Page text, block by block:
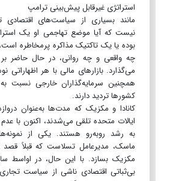
استراتژی غیرقابل پیش‌بینی ترامپ
مانند بسیاری از سیاست‌های
نیست که آیا موضع تهاجمی او یک
بوده یا یک تاکتیک مذاکره پرمخاطره
چه واقعی و چه روانی، در حال حاضر بر
می‌گذارد. بازارهای مالی با هر اظهاراتی
همچنین سرمایه‌گذاران خارجی نسبت
کشورها تردید دارند.
کانادا و مکزیک که مدت‌ها به‌عنوان
ایالات متحده تلقی می‌شدند، اکنون با
به رشد روبه‌رو هستند. یکی از
ماسک، مدیرعامل تسلاست که قبلاً قصد
بی‌ثباتی اقتصادی ناشی از سیاست